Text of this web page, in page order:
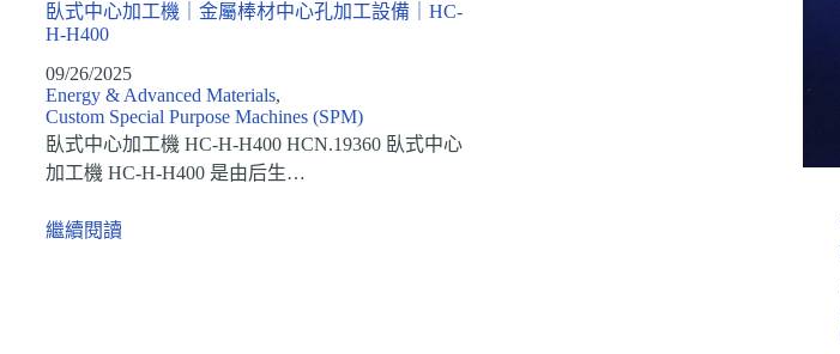
臥式中心加工機｜金屬棒材中心孔加工設備｜HC-
H-H400
09/26/2025
Energy & Advanced Materials,
Custom Special Purpose Machines (SPM)
臥式中心加工機 HC-H-H400 HCN.19360 臥式中心
加工機 HC-H-H400 是由后生…
繼續閱讀